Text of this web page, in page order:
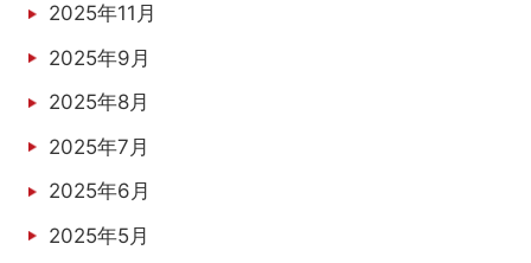
2025年11月
2025年9月
2025年8月
2025年7月
2025年6月
2025年5月